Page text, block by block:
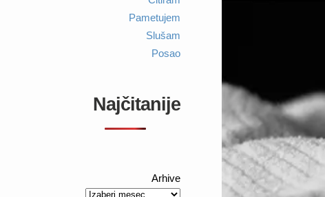
Pametujem
Slušam
Posao
Najčitanije
Arhive